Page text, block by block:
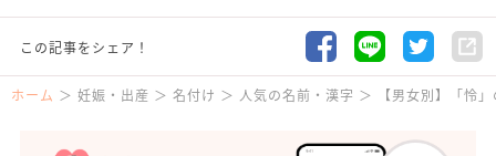
この記事をシェア！
ホーム 妊娠・出産 名付け 人気の名前・漢字 【男女別】「怜